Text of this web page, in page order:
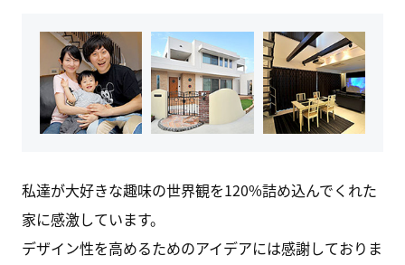
私達が大好きな趣味の世界観を120%詰め込んでくれた
家に感激しています。
デザイン性を高めるためのアイデアには感謝しておりま